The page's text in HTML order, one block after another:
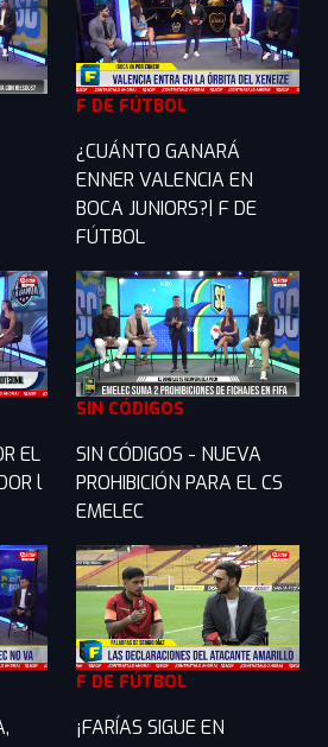
F DE FÚTBOL
¿CUÁNTO GANARÁ
ENNER VALENCIA EN
BOCA JUNIORS?| F DE
FÚTBOL
EL
l
SIN CÓDIGOS
SIN CÓDIGOS - NUEVA
PROHIBICIÓN PARA EL CS
EMELEC
F DE FÚTBOL
¡FARÍAS SIGUE EN